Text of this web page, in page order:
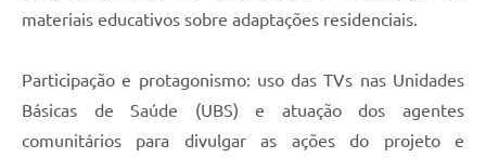
materiais educativos sobre adaptações residenciais.
Participação e protagonismo: uso das TVs nas Unidades
Básicas de Saúde (UBS) e atuação dos agentes
comunitários para divulgar as ações do projeto e